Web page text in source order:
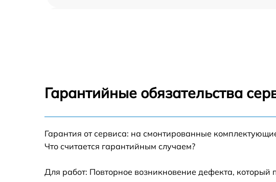
Не включается Garmin 830 Sensor Bundle
Гарантийные обязательства
Гарантия от сервиса: на смонтированные
Что считается гарантийным случаем?
Для работ: Повторное возникновение дефекта,